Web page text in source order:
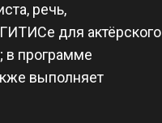
речь,
для актёрского
в программе
выполняет